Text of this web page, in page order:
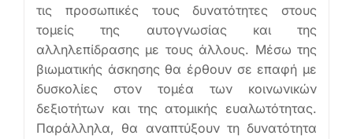
τις προσωπικές τους δυνατότητες στους
τομείς της αυτογνωσίας και της
αλληλεπίδρασης με τους άλλους. Μέσω της
βιωματικής άσκησης θα έρθουν σε επαφή με
δυσκολίες στον τομέα των κοινωνικών
δεξιοτήτων και της ατομικής ευαλωτότητας.
Παράλληλα, θα αναπτύξουν τη δυνατότητα